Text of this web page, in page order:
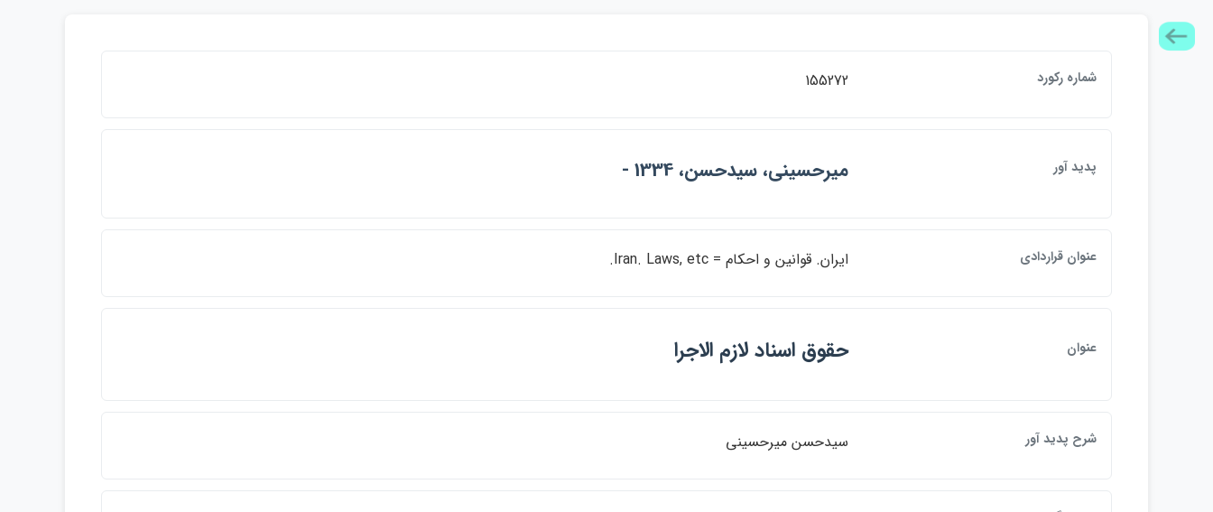
شماره ركورد 155272
پديد آور ميرحسيني، سيدحسن، 1334 -
عنوان قراردادي ايران. قوانين و احكام = Iran. Laws, etc.
عنوان حقوق اسناد لازم الاجرا
شرح پديد آور سيدحسن ميرحسيني